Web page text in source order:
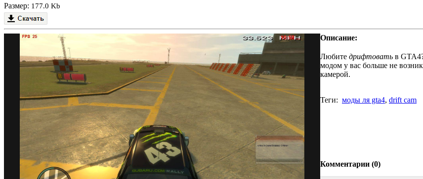
Размер: 177.0 Kb
Описание:
Любите дрифтовать в
модом у вас больше не
камерой.
Теги: моды ля gta4, drift cam
Комментарии (0)